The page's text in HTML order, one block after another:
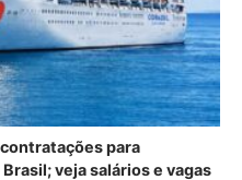
para
veja salários e vagas